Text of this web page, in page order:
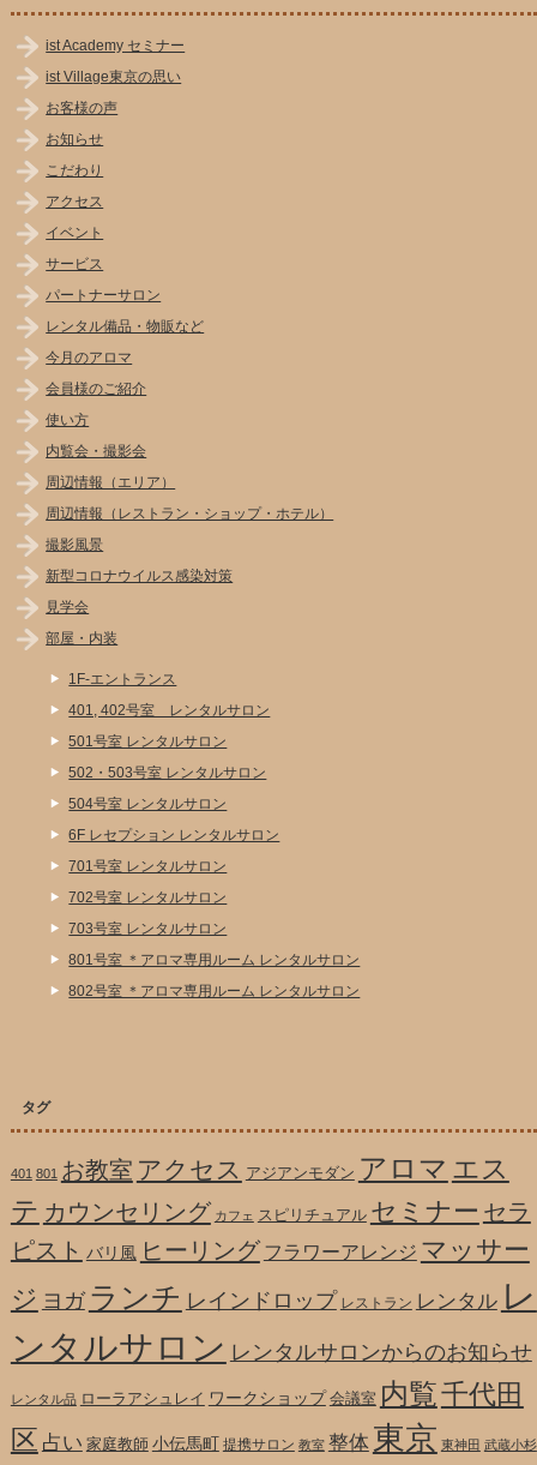
ist Academy セミナー
ist Village東京の思い
お客様の声
お知らせ
こだわり
アクセス
イベント
サービス
パートナーサロン
レンタル備品・物販など
今月のアロマ
会員様のご紹介
使い方
内覧会・撮影会
周辺情報（エリア）
周辺情報（レストラン・ショップ・ホテル）
撮影風景
新型コロナウイルス感染対策
見学会
部屋・内装
1F-エントランス
401, 402号室 レンタルサロン
501号室 レンタルサロン
502・503号室 レンタルサロン
504号室 レンタルサロン
6F レセプション レンタルサロン
701号室 レンタルサロン
702号室 レンタルサロン
703号室 レンタルサロン
801号室 ＊アロマ専用ルーム レンタルサロン
802号室 ＊アロマ専用ルーム レンタルサロン
タグ
401 801 お教室 アクセス アジアンモダン アロマ エス
テ カウンセリング カフェ スピリチュアル セミナー セラ
ピスト バリ風 ヒーリング フラワーアレンジ マッサー
ジ ヨガ ランチ レインドロップ レストラン レンタル レ
ンタルサロン レンタルサロンからのお知らせ
レンタル品 ローラアシュレイ ワークショップ 会議室 内覧千代田
区 占い 家庭教師 小伝馬町 提携サロン 教室 整体 東京 東神田 武蔵小杉